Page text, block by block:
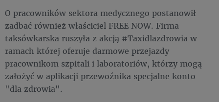
O pracowników sektora medycznego postanowił
zadbać również właściciel FREE NOW. Firma
taksówkarska ruszyła z akcją #Taxidlazdrowia w
ramach której oferuje darmowe przejazdy
pracownikom szpitali i laboratoriów, którzy mogą
założyć w aplikacji przewoźnika specjalne konto
"dla zdrowia".